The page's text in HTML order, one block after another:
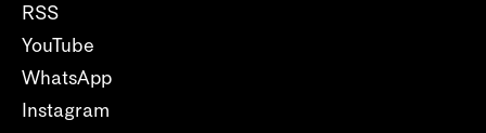
RSS
YouTube
WhatsApp
Instagram